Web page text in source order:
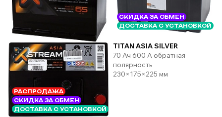
РАСПРОДАЖА
СКИДКА ЗА ОБМЕН
ДОСТАВКА С УСТАНОВКОЙ
СКИДКА ЗА ОБМЕН
ДОСТАВКА С УСТАНОВКОЙ
TITAN ASIA SILVER
70 Ач 600 А обратная
полярность
230×175×225 мм